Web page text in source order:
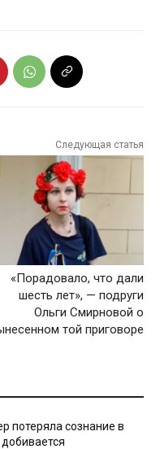
Следующая статья
«Порадовало, что дали
шесть лет», — подруги
Ольги Смирновой о
той приговоре
потеряла сознание в